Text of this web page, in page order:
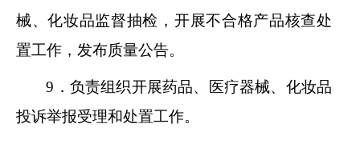
械、化妆品监督抽检，开展不合格产品核查处
置工作，发布质量公告。
9．负责组织开展药品、医疗器械、化妆品
投诉举报受理和处置工作。